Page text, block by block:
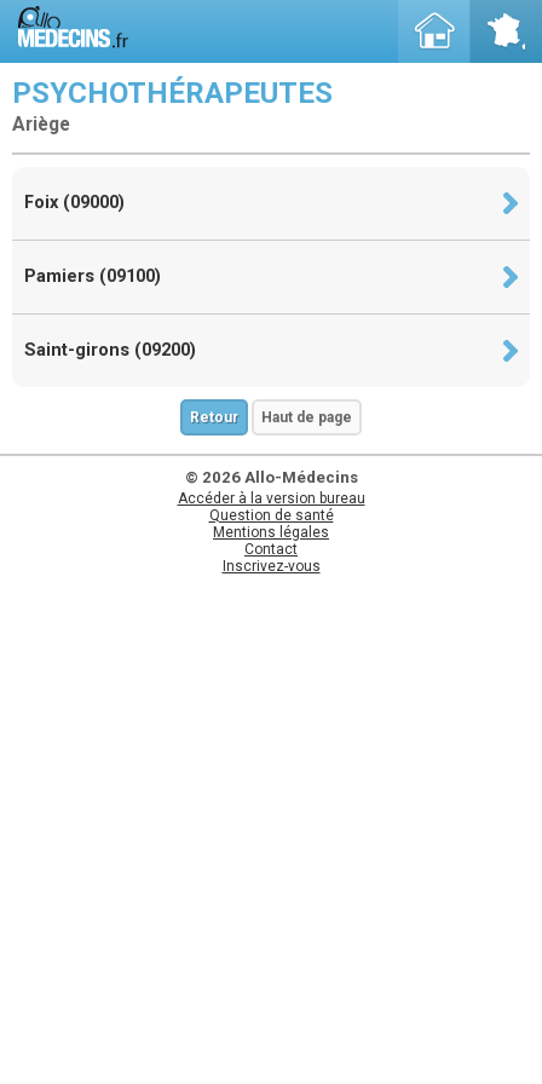
PSYCHOTHÉRAPEUTES
Ariège
Foix (09000)
Pamiers (09100)
Saint-girons (09200)
Retour Haut de page
© 2026 Allo-Médecins
Accéder à la version bureau
Question de santé
Mentions légales
Contact
Inscrivez-vous